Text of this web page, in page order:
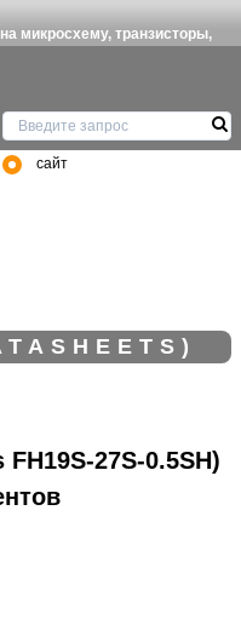
микросхему, транзисторы,
сайт
27S-0.5SH)